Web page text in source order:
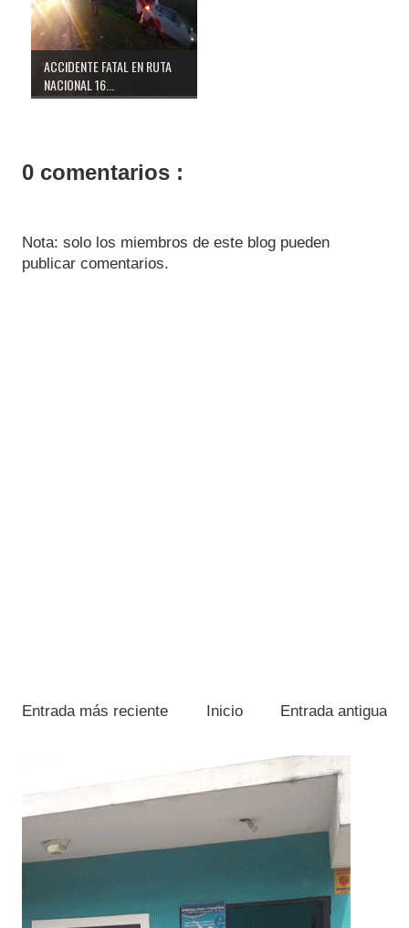
ACCIDENTE FATAL EN RUTA
NACIONAL 16...
0 comentarios :
Nota: solo los miembros de este blog pueden
publicar comentarios.
Entrada más reciente Entrada antigua
Inicio